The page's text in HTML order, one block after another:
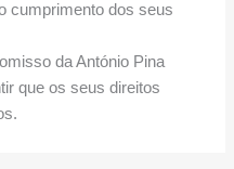
cumprimento dos seus
da António Pina
que os seus direitos